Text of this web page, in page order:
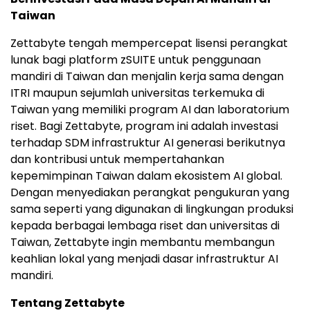
Taiwan
Zettabyte tengah mempercepat lisensi perangkat
lunak bagi platform zSUITE untuk penggunaan
mandiri di Taiwan dan menjalin kerja sama dengan
ITRI maupun sejumlah universitas terkemuka di
Taiwan yang memiliki program AI dan laboratorium
riset. Bagi Zettabyte, program ini adalah investasi
terhadap SDM infrastruktur AI generasi berikutnya
dan kontribusi untuk mempertahankan
kepemimpinan Taiwan dalam ekosistem AI global.
Dengan menyediakan perangkat pengukuran yang
sama seperti yang digunakan di lingkungan produksi
kepada berbagai lembaga riset dan universitas di
Taiwan, Zettabyte ingin membantu membangun
keahlian lokal yang menjadi dasar infrastruktur AI
mandiri.
Tentang Zettabyte